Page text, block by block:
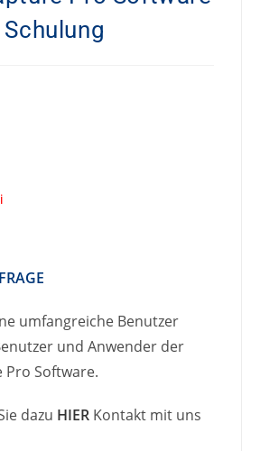
umfangreiche Benutzer
und Anwender der
Pro Software.
dazu HIER Kontakt mit uns